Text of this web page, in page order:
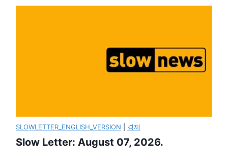
SLOWLETTER_ENGLISH_VERSION 경제
Slow Letter: August 07, 2026.